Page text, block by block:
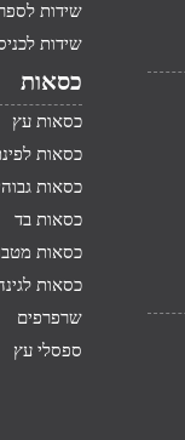
שידות
שידות
כסאות
כסאות עץ
כסאות
כסאות
כסאות בד
כסאות
כסאות
שרפרפים
ספסלי עץ